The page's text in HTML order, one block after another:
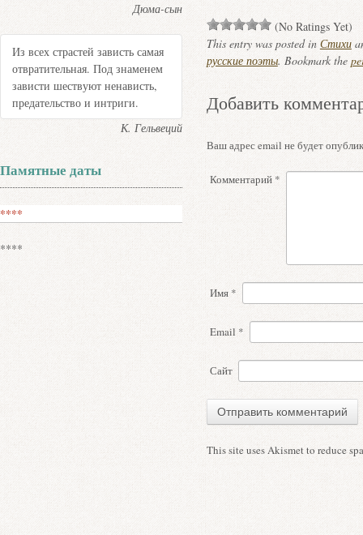
(No Ratings Yet)
This entry was posted in Стихи
русские поэты. Bookmark the
Добавить
Ваш адрес email не будет
Комментарий *
Имя *
Email *
Сайт
This site uses Akismet to reduce
Дюма-сын
Из всех страстей зависть самая
отвратительная. Под знаменем
зависти шествуют ненависть,
предательство и интриги.
К. Гельвеций
Памятные даты
****
****